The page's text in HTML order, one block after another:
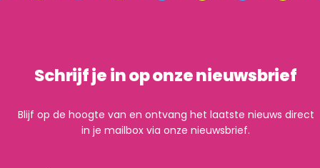
Schrijf je in op onze nieuwsbrief
Blijf op de hoogte van en ontvang het laatste nieuws direct
in je mailbox via onze nieuwsbrief.